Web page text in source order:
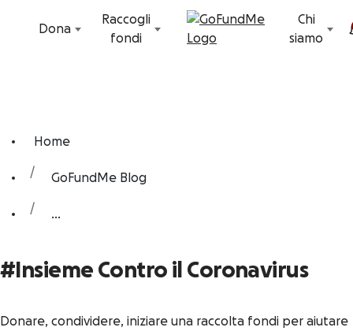
Vai al contenuto
Dona
Raccogli
fondi
Chi
siamo
Home
GoFundMe Blog
...
#Insieme Contro il Coronavirus
Donare, condividere, iniziare una raccolta fondi per aiutare